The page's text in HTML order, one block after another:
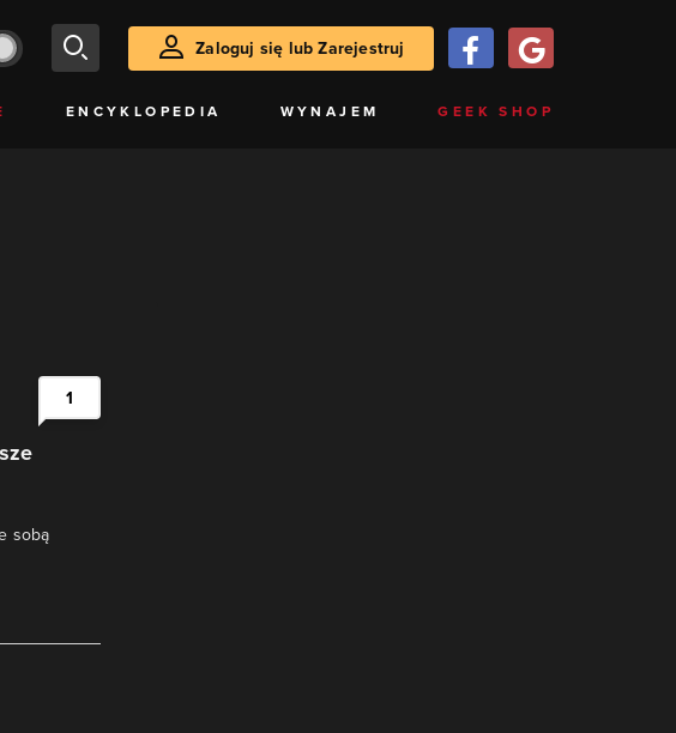
Zaloguj się lub Zarejestruj
ENCYKLOPEDIA WYNAJEM GEEK SHOP
sobą
1